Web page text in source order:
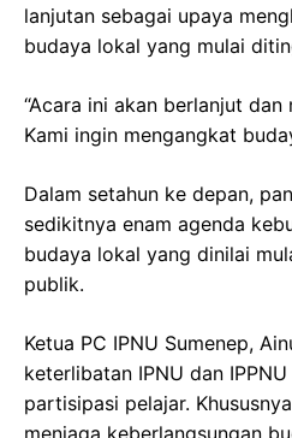
lanjutan sebagai upaya
budaya lokal yang mulai
“Acara ini akan berlanjut
Kami ingin mengangkat
Dalam setahun ke depan,
sedikitnya enam agenda
budaya lokal yang dinilai
publik.
Ketua PC IPNU Sumenep,
keterlibatan IPNU dan
partisipasi pelajar.
menjaga keberlangsungan